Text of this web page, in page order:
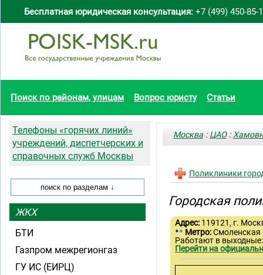
Бесплатная юридическая консультация: +7 (499) 450-85-
Поиск по районам, улицам Вопрос юристу Статьи
Москва :ЦАО:
Поликлиники
Городская
Адрес: 119121, г.
•• Метро:Смоленская
Работают в
Перейти на
Телефоны «горячих линий»
учреждений, диспетчерских и
справочных служб Москвы
ЖКХ
БТИ
Газпром межрегионгаз
ГУ ИС (ЕИРЦ)